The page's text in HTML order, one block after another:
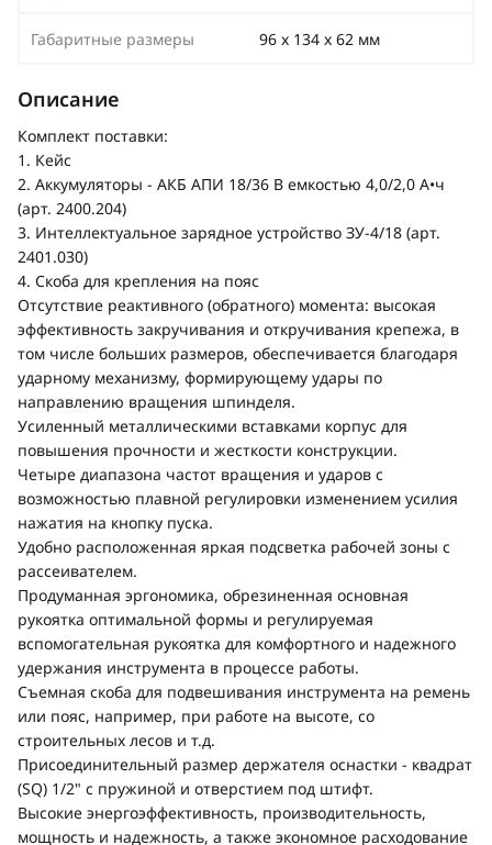
Габаритные размеры 96 х 134 х 62 мм
Описание
Комплект поставки:
1. Кейс
2. Аккумуляторы - АКБ АПИ 18/36 В емкостью 4,0/2,0 А•ч
(арт. 2400.204)
3. Интеллектуальное зарядное устройство ЗУ-4/18 (арт.
2401.030)
4. Скоба для крепления на пояс
Отсутствие реактивного (обратного) момента: высокая
эффективность закручивания и откручивания крепежа, в
том числе больших размеров, обеспечивается благодаря
ударному механизму, формирующему удары по
направлению вращения шпинделя.
Усиленный металлическими вставками корпус для
повышения прочности и жесткости конструкции.
Четыре диапазона частот вращения и ударов с
возможностью плавной регулировки изменением усилия
нажатия на кнопку пуска.
Удобно расположенная яркая подсветка рабочей зоны с
рассеивателем.
Продуманная эргономика, обрезиненная основная
рукоятка оптимальной формы и регулируемая
вспомогательная рукоятка для комфортного и надежного
удержания инструмента в процессе работы.
Съемная скоба для подвешивания инструмента на ремень
или пояс, например, при работе на высоте, со
строительных лесов и т.д.
Присоединительный размер держателя оснастки - квадрат
(SQ) 1/2" с пружиной и отверстием под штифт.
Высокие энергоэффективность, производительность,
мощность и надежность, а также экономное расходование